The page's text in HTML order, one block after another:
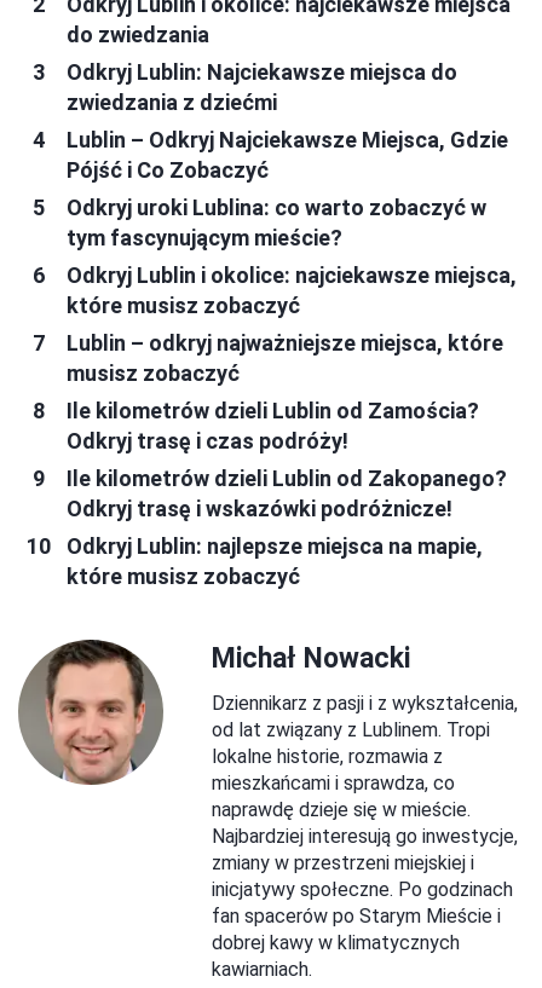
do zwiedzania
Odkryj Lublin: Najciekawsze miejsca do
zwiedzania z dziećmi
Lublin – Odkryj Najciekawsze Miejsca, Gdzie
Pójść i Co Zobaczyć
Odkryj uroki Lublina: co warto zobaczyć w
tym fascynującym mieście?
Odkryj Lublin i okolice: najciekawsze miejsca,
które musisz zobaczyć
Lublin – odkryj najważniejsze miejsca, które
musisz zobaczyć
Ile kilometrów dzieli Lublin od Zamościa?
Odkryj trasę i czas podróży!
Ile kilometrów dzieli Lublin od Zakopanego?
Odkryj trasę i wskazówki podróżnicze!
Odkryj Lublin: najlepsze miejsca na mapie,
które musisz zobaczyć
Michał Nowacki
Dziennikarz z pasji i z wykształcenia,
od lat związany z Lublinem. Tropi
lokalne historie, rozmawia z
mieszkańcami i sprawdza, co
naprawdę dzieje się w mieście.
Najbardziej interesują go inwestycje,
zmiany w przestrzeni miejskiej i
inicjatywy społeczne. Po godzinach
fan spacerów po Starym Mieście i
dobrej kawy w klimatycznych
kawiarniach.